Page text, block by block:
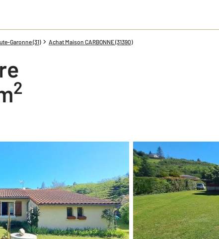
Garonne (31) Achat Maison CARBONNE (31390)
2